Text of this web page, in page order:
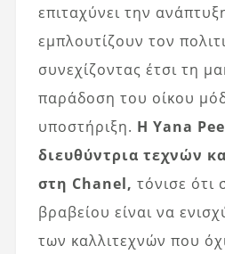
επιταχύνει την
εμπλουτίζουν τον
συνεχίζοντας έτσι τη
παράδοση του οίκου
υποστήριξη. Η Yana
διευθύντρια τεχνών
στη Chanel, τόνισε ότι
βραβείου είναι να
των καλλιτεχνών που